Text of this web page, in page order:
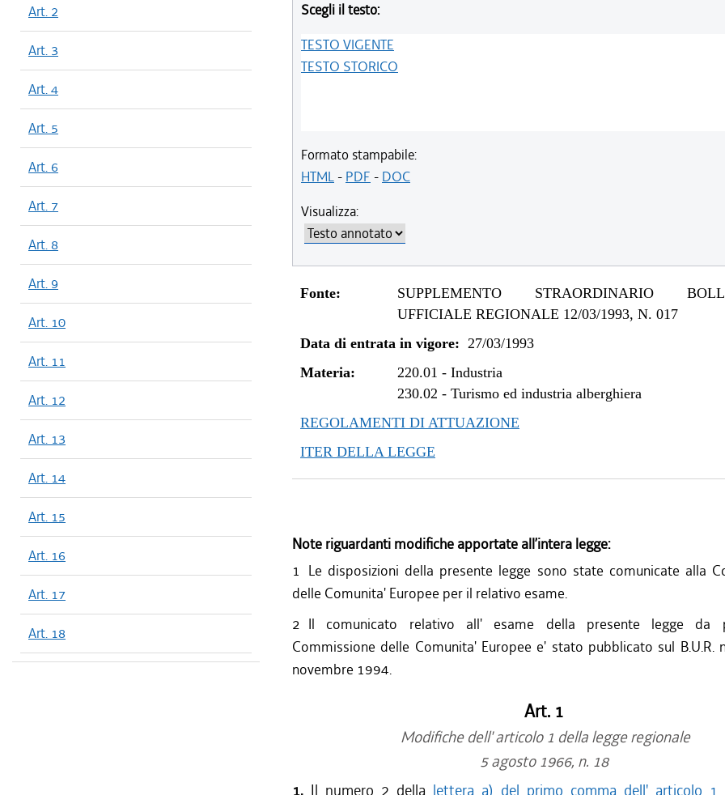
Art. 2
Art. 3
Art. 4
Art. 5
Art. 6
Art. 7
Art. 8
Art. 9
Art. 10
Art. 11
Art. 12
Art. 13
Art. 14
Art. 15
Art. 16
Art. 17
Art. 18
Scegli il testo:
TESTO VIGENTE
TESTO STORICO
Formato stampabile:
HTML- PDF - DOC
Visualizza:
Fonte:
SUPPLEMENTO STRAORDINARIO
UFFICIALE REGIONALE 12/03/1993, N. 017
Data di entrata in vigore: 27/03/1993
Materia:
220.01 -Industria
230.02 -Turismo ed industria alberghiera
REGOLAMENTI DI ATTUAZIONE
ITER DELLA LEGGE
Note riguardanti modifiche apportate all’intera legge:
1 Le disposizioni della presente legge sono state comunicate alla
delle Comunita' Europee per il relativo esame.
2 Il comunicato relativo all' esame della presente legge da
Commissione delle Comunita' Europee e' stato pubblicato sul B.U.R.
novembre 1994.
Art. 1
Modifiche dell' articolo 1 della legge regionale
5 agosto 1966, n. 18
1. Il numero 2 della lettera a) del primo comma dell' articolo 1